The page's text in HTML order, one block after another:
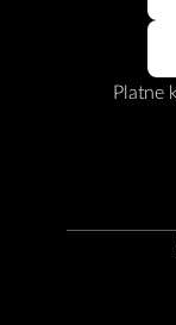
Platne